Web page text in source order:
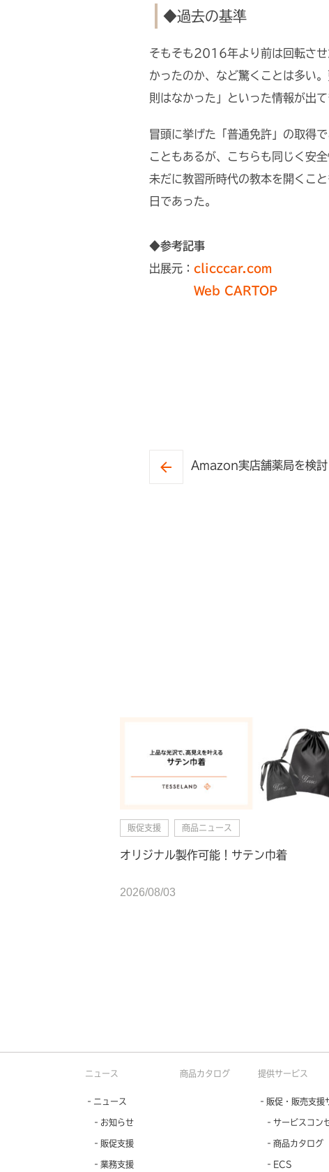
◆過去の基準
そもそも2016年より前は回転させ
かったのか、など驚くことは多い
則はなかった」といった情報が出
冒頭に挙げた「普通免許」の取得
こともあるが、こちらも同じく安
未だに教習所時代の教本を開くこ
日であった。
◆参考記事
出展元： clicccar.com
Web CARTOP
Amazon実店舗薬局を検討
2026/08/03
販促支援 商品ニュース
オリジナル製作可能！サテン巾着
ニュース
‐ニュース
‐お知らせ
‐販促支援
‐業務支援
商品カタログ 提供サービス
‐販促・販売支援
‐サービスコン
‐商品カタログ
‐ECS